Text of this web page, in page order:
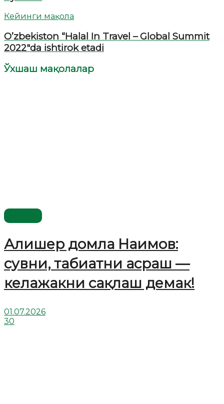
Кейинги мақола
O’zbekiston “Halal In Travel – Global Summit
2022″da ishtirok etadi
Ўхшаш мақолалар
Алишер домла Наимов:
сувни, табиатни асраш —
келажакни сақлаш демак!
01.07.2026
30